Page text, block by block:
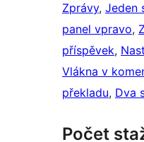
Zprávy, Jeden
panel vpravo,
příspěvek,
Vlákna v
překladu, Dva
Počet